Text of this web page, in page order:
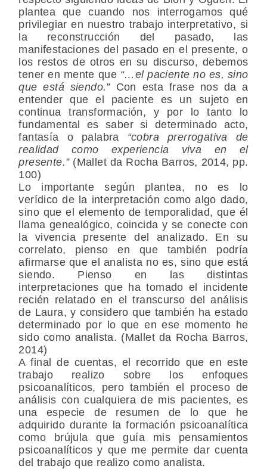
plantea que cuando nos interrogamos qué
privilegiar en nuestro trabajo interpretativo, si
la reconstrucción del pasado, las
manifestaciones del pasado en el presente, o
los restos de otros en su discurso, debemos
tener en mente que “…el paciente no es, sino
que está siendo.” Con esta frase nos da a
entender que el paciente es un sujeto en
continua transformación, y por lo tanto lo
fundamental es saber si determinado acto,
fantasía o palabra “cobra prerrogativa de
realidad como experiencia viva en el
presente.”(Mallet da Rocha Barros, 2014, pp.
100)
Lo importante según plantea, no es lo
verídico de la interpretación como algo dado,
sino que el elemento de temporalidad, que él
llama genealógico, coincida y se conecte con
la vivencia presente del analizado. En su
correlato, pienso en que también podría
afirmarse que el analista no es, sino que está
siendo. Pienso en las distintas
interpretaciones que ha tomado el incidente
recién relatado en el transcurso del análisis
de Laura, y considero que también ha estado
determinado por lo que en ese momento he
sido como analista. (Mallet da Rocha Barros,
2014)
A final de cuentas, el recorrido que en este
trabajo realizo sobre los enfoques
psicoanalíticos, pero también el proceso de
análisis con cualquiera de mis pacientes, es
una especie de resumen de lo que he
adquirido durante la formación psicoanalítica
como brújula que guía mis pensamientos
psicoanalíticos y que me permite dar cuenta
del trabajo que realizo como analista.